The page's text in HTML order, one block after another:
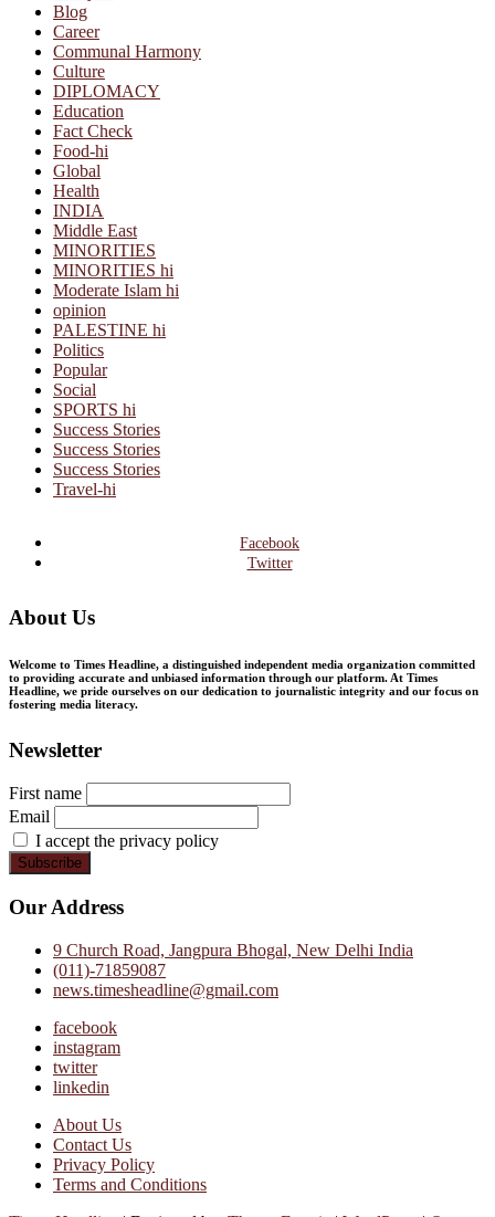
Blog
Career
Communal Harmony
Culture
DIPLOMACY
Education
Fact Check
Food-hi
Global
Health
INDIA
Middle East
MINORITIES
MINORITIES hi
Moderate Islam hi
opinion
PALESTINE hi
Politics
Popular
Social
SPORTS hi
Success Stories
Success Stories
Success Stories
Travel-hi
Facebook
Twitter
About Us
Welcome to Times Headline, a distinguished independent media organization committed
to providing accurate and unbiased information through our platform. At Times
Headline, we pride ourselves on our dedication to journalistic integrity and our focus on
fostering media literacy.
Newsletter
First name
Email
I accept the privacy policy
Our Address
9 Church Road, Jangpura Bhogal, New Delhi India
(011)-71859087
news.timesheadline@gmail.com
facebook
instagram
twitter
linkedin
About Us
Contact Us
Privacy Policy
Terms and Conditions